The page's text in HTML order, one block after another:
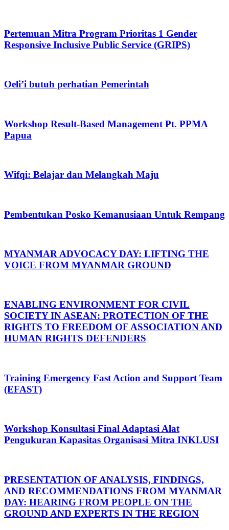
Pertemuan Mitra Program Prioritas 1 Gender
Responsive Inclusive Public Service (GRIPS)
Oeli’i butuh perhatian Pemerintah
Workshop Result-Based Management Pt. PPMA
Papua
Wifqi: Belajar dan Melangkah Maju
Pembentukan Posko Kemanusiaan Untuk Rempang
MYANMAR ADVOCACY DAY: LIFTING THE
VOICE FROM MYANMAR GROUND
ENABLING ENVIRONMENT FOR CIVIL
SOCIETY IN ASEAN: PROTECTION OF THE
RIGHTS TO FREEDOM OF ASSOCIATION AND
HUMAN RIGHTS DEFENDERS
Training Emergency Fast Action and Support Team
(EFAST)
Workshop Konsultasi Final Adaptasi Alat
Pengukuran Kapasitas Organisasi Mitra INKLUSI
PRESENTATION OF ANALYSIS, FINDINGS,
AND RECOMMENDATIONS FROM MYANMAR
DAY: HEARING FROM PEOPLE ON THE
GROUND AND EXPERTS IN THE REGION